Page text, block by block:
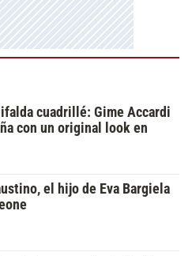
cuadrillé: Gime Accardi
con un original look en
el hijo de Eva Bargiela